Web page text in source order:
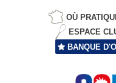
OÙ
ESPACE
BANQUE